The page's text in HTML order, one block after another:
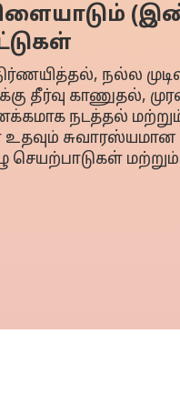
நல்ல
தீர்வு காணுதல்,
நடத்தல்
சுவாரஸ்யமான
செயற்பாடுகள் மற்றும்